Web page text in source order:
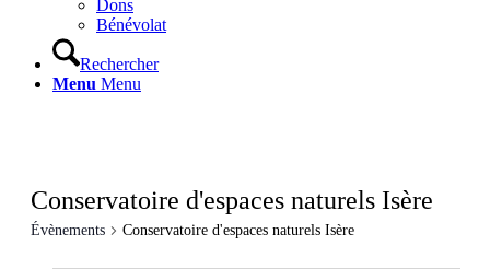
Dons
Bénévolat
Rechercher
Menu Menu
Conservatoire d'espaces naturels Isère
Évènements Conservatoire d'espaces naturels Isère